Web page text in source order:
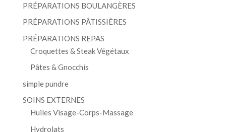
PRÉPARATIONS BOULANGÈRES
PRÉPARATIONS PÂTISSIÈRES
PRÉPARATIONS REPAS
Croquettes & Steak Végétaux
Pâtes & Gnocchis
simple pundre
SOINS EXTERNES
Huiles Visage-Corps-Massage
Hydrolats